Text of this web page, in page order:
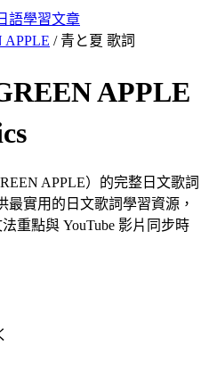
語學習文章
APPLE / 青と夏 歌詞
APPLE
APPLE）的完整日文歌詞
實用的日文歌詞學習資源，
重點與 YouTube 影片同步時